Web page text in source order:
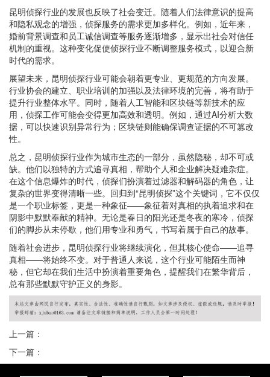
昆明侦探行业的发展也反映了社会变迁。随着人们法律意识的提高
和隐私观念的增强，侦探服务的需求更加多样化。例如，近年来，
婚前背景调查和员工诚信调查等服务逐渐增多，显示出社会对信任
机制的重视。这种变化促使侦探行业不断调整服务模式，以迎合新
时代的需求。
展望未来，昆明侦探行业可能会朝着更专业、更规范的方向发展。
行业协会的建立、职业培训的加强以及法律环境的完善，将有助于
提升行业整体水平。同时，随着人工智能和区块链等新技术的应
用，侦探工作可能会变得更加高效和透明。例如，通过AI分析大数
据，可以快速识别异常行为；区块链则能确保调查证据的不可篡改
性。
总之，昆明侦探行业作为城市生态的一部分，虽然隐秘，却不可或
缺。他们以独特的方式追寻真相，帮助个人和企业解决疑难杂症。
在这个信息爆炸的时代，侦探们扮演着过滤器和解码器的角色，让
复杂的世界变得清晰一些。回归到“昆明侦探”这个关键词，它不仅仅
是一个职业标签，更是一种象征——象征着对真相的执着追求和在
阴影中默默奉献的精神。无论是春日的阳光还是冬夜的寒冷，侦探
们的脚步从未停歇，他们用专业和勇气，书写着属于自己的故事。
随着社会进步，昆明侦探行业将继续演化，但其核心使命——追寻
真相——将始终不变。对于普通人来说，这个行业可能陌生而神
秘，但它却在我们生活中扮演着重要角色，提醒我们在繁华背后，
总有那些默默守护正义的身影。
上一篇：
下一篇：